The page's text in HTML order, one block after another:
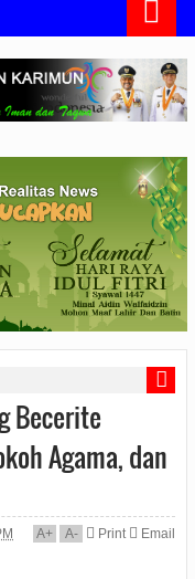
Becerite
Agama, dan
A+ A- Print
Email